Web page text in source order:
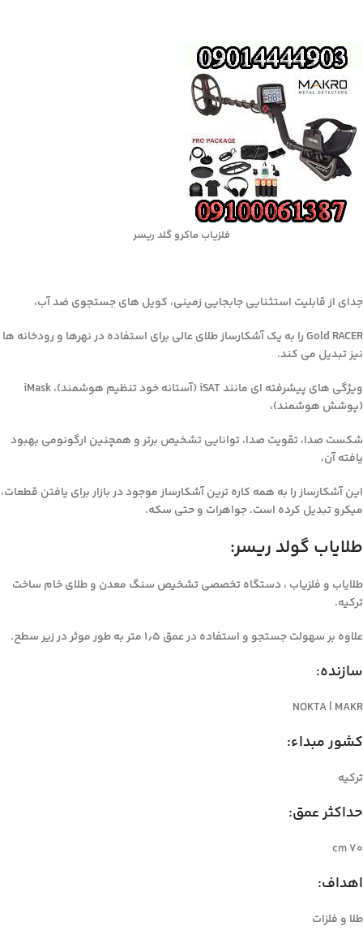
فلزیاب ماکرو گلد ریسر
جدای از قابلیت استثنایی جابجایی زمینی، کویل های جستجوی ضد آب،
Gold RACER را به یک آشکارساز طلای عالی برای استفاده در نهرها و رودخانه ها
نیز تبدیل می کند.
ویژگی های پیشرفته ای مانند iSAT (آستانه خود تنظیم هوشمند)، iMask
(پوشش هوشمند)،
شکست صدا، تقویت صدا، توانایی تشخیص برتر و همچنین ارگونومی بهبود
یافته آن،
این آشکارساز را به همه کاره ترین آشکارساز موجود در بازار برای یافتن قطعات،
میکرو تبدیل کرده است. جواهرات و حتی سکه.
طلایاب گولد ریسر:
طلایاب و فلزیاب ، دستگاه تخصصی تشخیص سنگ معدن و طلای خام ساخت
ترکیه.
علاوه بر سهولت جستجو و استفاده در عمق ۱٫۵ متر به طور موثر در زیر سطح.
سازنده:
NOKTA | MAKR
کشور مبداء:
ترکیه
حداکثر عمق:
۷۰ cm
اهداف:
طلا و فلزات